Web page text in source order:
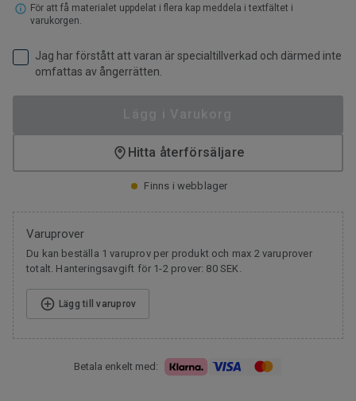
För att få materialet uppdelat i flera kap meddela i textfältet i
varukorgen.
Jag har förstått att varan är specialtillverkad och därmed inte
omfattas av ångerrätten.
Hitta återförsäljare
Finns i webblager
Varuprover
Du kan beställa 1 varuprov per produkt och max 2 varuprover
totalt. Hanteringsavgift för 1-2 prover: 80 SEK.
Lägg till varuprov
Betala enkelt med: